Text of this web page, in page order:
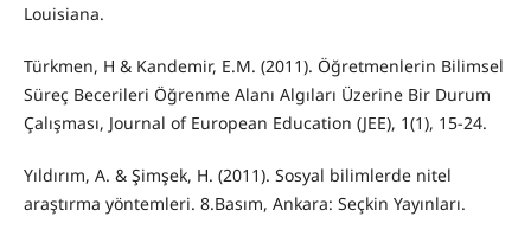
Louisiana.
Türkmen, H & Kandemir, E.M. (2011). Öğretmenlerin Bilimsel
Süreç Becerileri Öğrenme Alanı Algıları Üzerine Bir Durum
Çalışması, Journal of European Education (JEE), 1(1), 15-24.
Yıldırım, A. & Şimşek, H. (2011). Sosyal bilimlerde nitel
araştırma yöntemleri. 8.Basım, Ankara: Seçkin Yayınları.